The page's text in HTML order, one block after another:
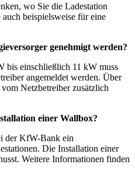
wo Sie die Ladestation
beispielsweise für eine
genehmigt werden?
bis einschließlich 11 kW muss
angemeldet werden. Über
Netzbetreiber zusätzlich
einer Wallbox?
der KfW-Bank ein
Die Installation einer
Weitere Informationen finden